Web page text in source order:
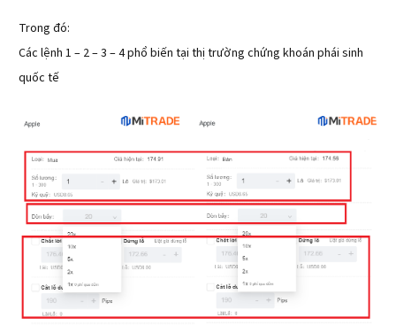
Trong đó:
Các lệnh 1 – 2 – 3 – 4 phổ biến tại thị trường chứng khoán phái sinh
quốc tế